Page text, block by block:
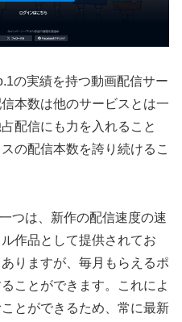
の実績を持つ動画配信サー
本数は他のサービスとは一
配信にも力を入れること
の配信本数を誇り続けるこ
つは、新作の配信速度の速
作品として提供されてお
りますが、毎月もらえるポ
ことができます。これによ
とができるため、常に最新